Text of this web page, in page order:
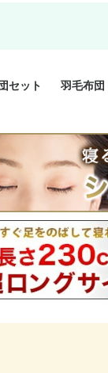
セット
布団セット
い布団セット
い布団セット
布団セット
団セット
羽毛布団
プレミ
ロイヤ
エクセ
ニュー
マザー
マザー
スーパ
洗える
肌掛け